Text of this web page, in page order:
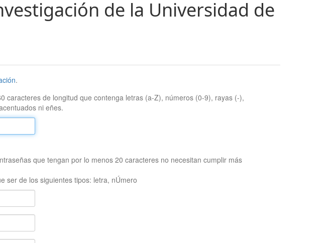
de la Universidad de
.
caracteres de longitud que contenga letras (a-Z), números (0-9), rayas (-),
ni eñes.
que tengan por lo menos 20 caracteres no necesitan cumplir más
ser de los siguientes tipos: letra, nÚmero